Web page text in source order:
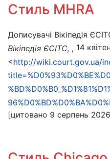
Стиль MHRA
Дописувачі Вікіпедія
Вікіпедія ЄСІТС, , 14
<http://wiki.court.gov.ua/
[цитовано 9 серпень